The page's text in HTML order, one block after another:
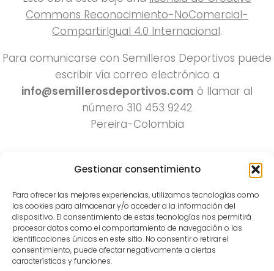
Gestionar consentimiento
Para ofrecer las mejores experiencias, utilizamos tecnologías como
las cookies para almacenar y/o acceder a la información del
dispositivo. El consentimiento de estas tecnologías nos permitirá
procesar datos como el comportamiento de navegación o las
identificaciones únicas en este sitio. No consentir o retirar el
consentimiento, puede afectar negativamente a ciertas
características y funciones.
Commons Reconocimiento-NoComercial-
CompartirIgual 4.0 Internacional.
Para comunicarse con Semilleros Deportivos puede
escribir vía correo electrónico a
info@semillerosdeportivos.com ó llamar al
número 310 453 9242
Pereira-Colombia
Todos los derechos reservados 2022.
Funciona con - Diseñado con el